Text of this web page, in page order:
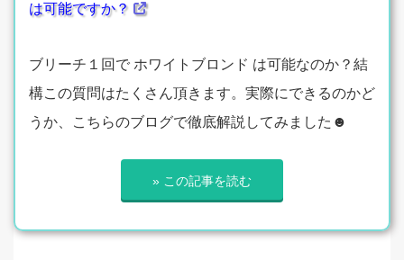
は可能ですか？
ブリーチ１回で ホワイトブロンド は可能なのか？結
構この質問はたくさん頂きます。実際にできるのかど
うか、こちらのブログで徹底解説してみました☻
» この記事を読む